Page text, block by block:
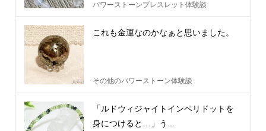
パワーストーンブレスレット体験談
これも金運なのかなぁと思いました。
その他のパワーストーン体験談
「ルドウィジャイトインペリドットを
身につけると…」う...